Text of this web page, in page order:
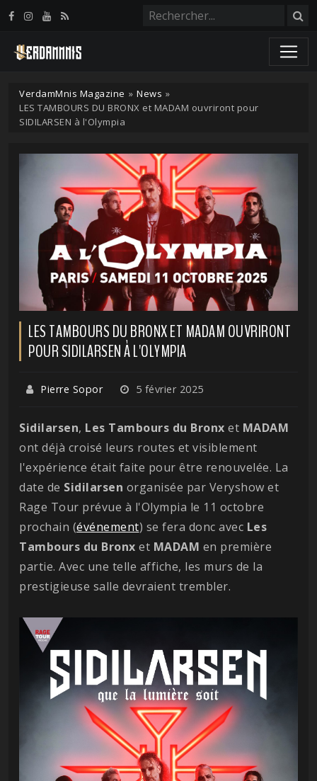
VerdamMnis Magazine » News »
LES TAMBOURS DU BRONX et MADAM ouvriront pour
SIDILARSEN à l'Olympia
LES TAMBOURS DU BRONX ET MADAM OUVRIRONT
POUR SIDILARSEN À L'OLYMPIA
Pierre Sopor 5 février 2025
Sidilarsen, Les Tambours du Bronx et MADAM
ont déjà croisé leurs routes et visiblement
l'expérience était faite pour être renouvelée. La
date de Sidilarsen organisée par Veryshow et
Rage Tour prévue à l'Olympia le 11 octobre
prochain (événement) se fera donc avec Les
Tambours du Bronx et MADAM en première
partie. Avec une telle affiche, les murs de la
prestigieuse salle devraient trembler.
Panneau de gestion des cookies